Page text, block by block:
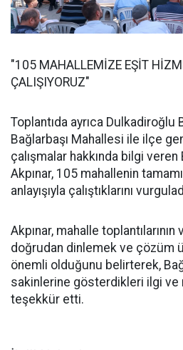
"105 MAHALLEMİZE EŞİT
ÇALIŞIYORUZ"
Toplantıda ayrıca Dulkadiroğlu
Bağlarbaşı Mahallesi ile ilçe
çalışmalar hakkında bilgi
Akpınar, 105 mahallenin
anlayışıyla çalıştıklarını
Akpınar, mahalle
doğrudan dinlemek ve çözüm
önemli olduğunu belirterek,
sakinlerine gösterdikleri ilgi
teşekkür etti.